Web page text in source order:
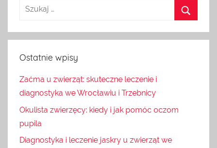
Ostatnie wpisy
Zaćma u zwierząt: skuteczne leczenie i
diagnostyka we Wrocławiu i Trzebnicy
Okulista zwierzęcy: kiedy i jak pomóc oczom
pupila
Diagnostyka i leczenie jaskry u zwierząt we